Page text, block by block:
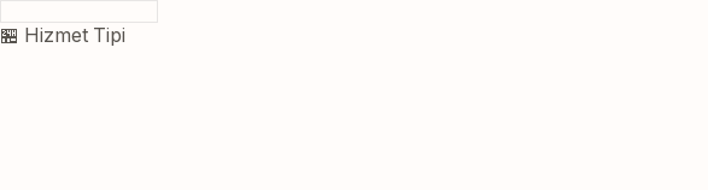
🏪 Hizmet Tipi